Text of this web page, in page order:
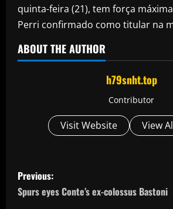
quinta-feira (21), tem força
Perri confirmado como titular na
ABOUT THE AUTHOR
h79snht.top
Contributor
Visit Website View
P
o
Previous:
Spurs eyes Conte’s ex-colossus Bastoni